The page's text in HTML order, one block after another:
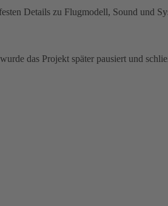
Details zu Flugmodell, Sound und
das Projekt später pausiert und